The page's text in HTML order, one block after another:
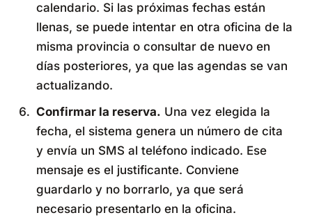
calendario. Si las próximas fechas están
llenas, se puede intentar en otra oficina de la
misma provincia o consultar de nuevo en
días posteriores, ya que las agendas se van
actualizando.
Confirmar la reserva. Una vez elegida la
fecha, el sistema genera un número de cita
y envía un SMS al teléfono indicado. Ese
mensaje es el justificante. Conviene
guardarlo y no borrarlo, ya que será
necesario presentarlo en la oficina.